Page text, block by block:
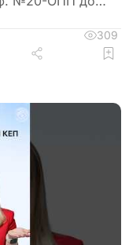
об’єкта і
кожному з яких
309